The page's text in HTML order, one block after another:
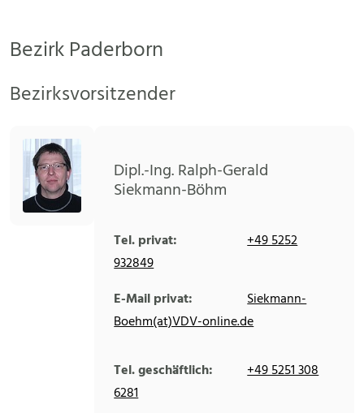
Bezirk Paderborn
Bezirksvorsitzender
Dipl.-Ing. Ralph-Gerald
Siekmann-Böhm
Tel. privat:
+49 5252
932849
E-Mail privat:
Siekmann-
Boehm(at)VDV-online.de
Tel. geschäftlich:
+49 5251 308
6281